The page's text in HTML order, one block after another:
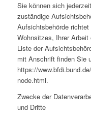
Sie können sich
zuständige
Aufsichtsbehörde
Wohnsitzes, Ihrer
Liste der
mit Anschrift finden Sie
https://
node.html.
Zwecke der
und Dritte